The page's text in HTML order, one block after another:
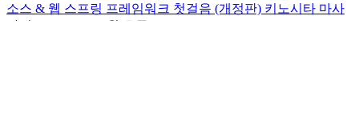
소스 & 웹 스프링 프레임워크 첫걸음 (개정판) 키노시타 마사
아키 · 464p
30,000원
초급